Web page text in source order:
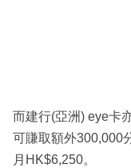
而建行(亞洲) eye卡
可賺取額外300,000
月HK$6,250。